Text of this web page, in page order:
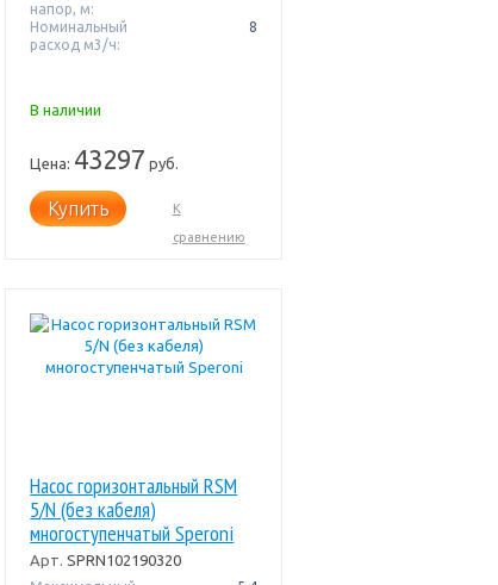
напор, м:
Номинальный
расход м3/ч:
8
В наличии
Цена: 43297 руб.
Купить
К
сравнению
Насос горизонтальный RSM
5/N (без кабеля)
многоступенчатый Speroni
Арт. SPRN102190320